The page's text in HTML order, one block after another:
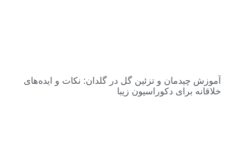
آموزش چیدمان و تزئین گل در گلدان: نکات و ایده‌های
خلاقانه برای دکوراسیون زیبا